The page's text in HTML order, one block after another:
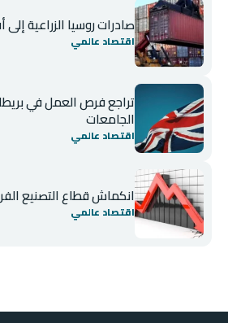
صادرات روسيا الزراعية إلى
اقتصاد عالمي
تراجع فرص العمل في
الجامعات
اقتصاد عالمي
انكماش قطاع التصنيع
اقتصاد عالمي